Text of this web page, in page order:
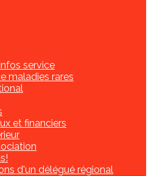
service
maladies rares
et financiers
d'un délégué régional